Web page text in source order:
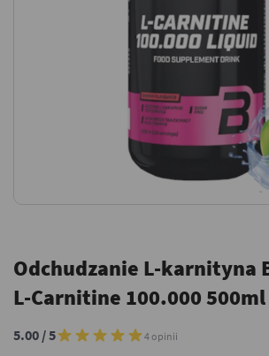
Odchudzanie L-karnityna
L-Carnitine 100.000 500ml
5.00 / 5 4 opinii